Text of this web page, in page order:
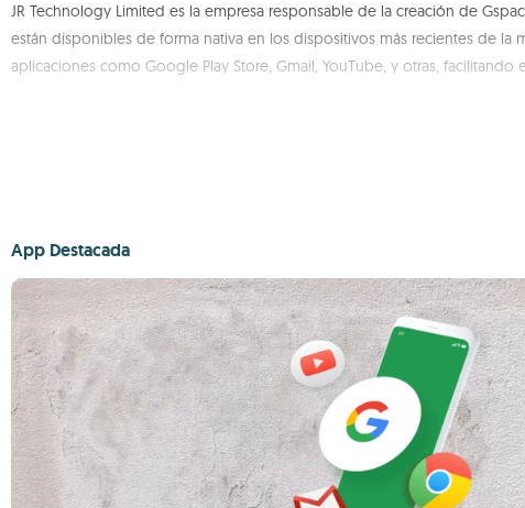
JR Technology Limited es la empresa responsable de la creación de
están disponibles de forma nativa en los dispositivos más recientes de la
aplicaciones como Google Play Store, Gmail, YouTube, y otras,
App Destacada